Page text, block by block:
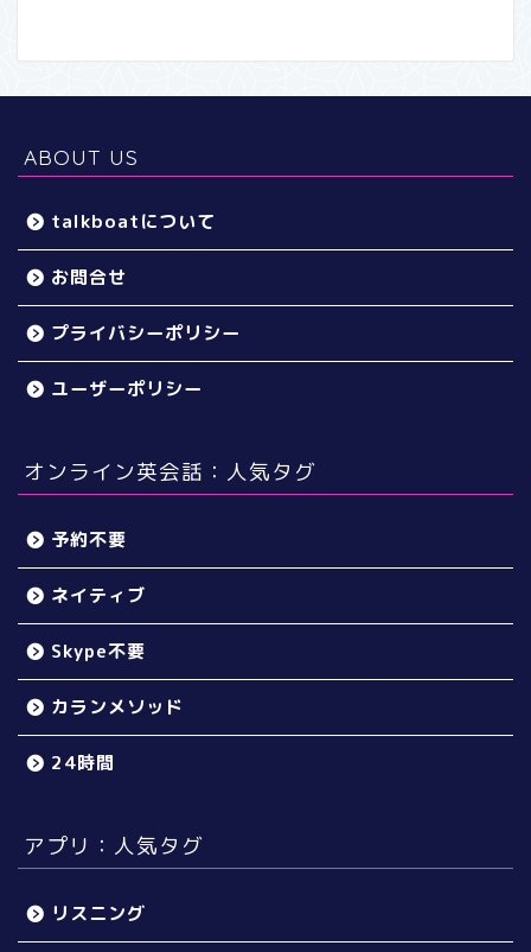
ABOUT US
talkboatについて
お問合せ
プライバシーポリシー
ユーザーポリシー
オンライン英会話：人気タグ
予約不要
ネイティブ
Skype不要
カランメソッド
24時間
アプリ：人気タグ
リスニング